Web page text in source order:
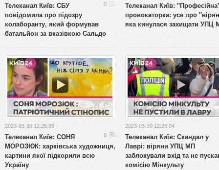
0
Телеканал Київ: СБУ
повідомила про підозру
колаборанту, який формував
батальйон за вказівкою Сальдо
Телеканал Київ:
провокаторка: усе про
яка кинулася захищати УПЦ
2023-03-30 12:25:05 ·
0
Телеканал Київ: СОНЯ
МОРОЗЮК: харківська художниця,
картини якої підкорили всю
Україну
2023-03-30 12:25:04 ·
Телеканал Київ: Скандал у
Лаврі: віряни УПЦ МП
заблокували вхід та не
комісію Мінкульту